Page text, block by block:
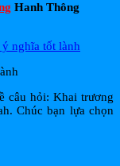
Hanh Thông
câu hỏi: Khai trương
Chúc bạn lựa chọn